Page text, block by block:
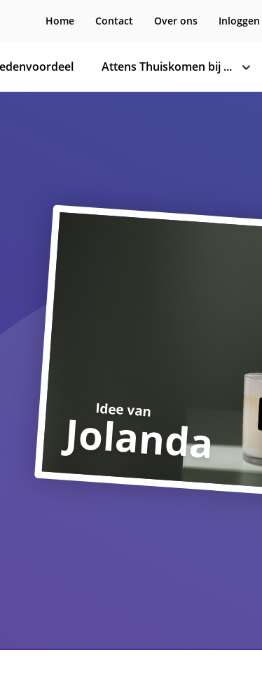
Home Contact Over ons Inloggen
Attens Thuiskomen bij ...
toon
Idee van
Jolanda